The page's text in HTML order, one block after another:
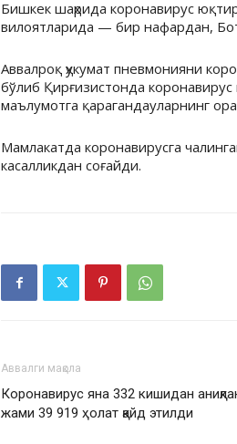
Бишкек шаҳрида коронавирус
вилоятларида — бир нафардан,
Аввалроқ ҳукумат пневмонияни
бўлиб Қирғизистонда
маълумотга қарагандауларнинг
Мамлакатда коронавирусга
касалликдан соғайди.
Аввалги мақола
Коронавирус яна 332 кишидан
жами 39 919 ҳолат қайд этилди